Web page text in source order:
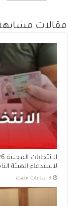
مقالات
لاستدعاء الهيئة